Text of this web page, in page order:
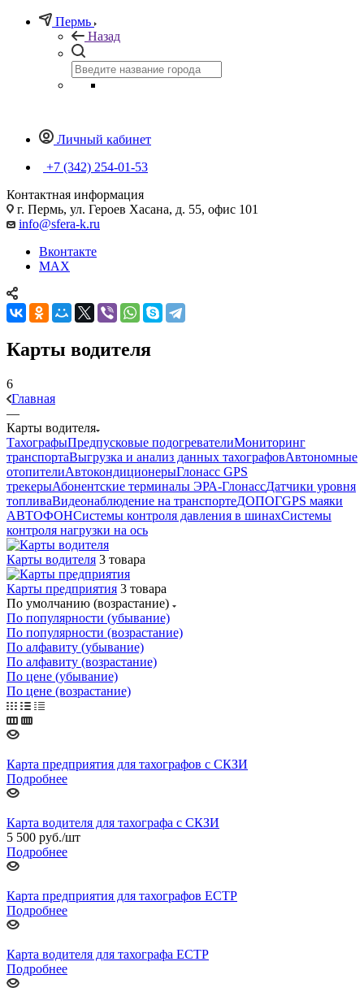
Пермь
Назад
Личный кабинет
+7 (342) 254-01-53
Контактная информация
г. Пермь, ул. Героев Хасана, д. 55, офис 101
info@sfera-k.ru
Вконтакте
MAX
Карты водителя
6
Главная
—
Карты водителя
ТахографыПредпусковые подогревателиМониторинг
транспортаВыгрузка и анализ данных тахографовАвтономные
отопителиАвтокондиционерыГлонасс GPS
трекерыАбонентские терминалы ЭРА-ГлонассДатчики уровня
топливаВидеонаблюдение на транспортеДОПОГGPS маяки
АВТОФОНСистемы контроля давления в шинахСистемы
контроля нагрузки на ось
Карты водителя 3 товара
Карты предприятия 3 товара
По умолчанию (возрастание)
По популярности (убывание)
По популярности (возрастание)
По алфавиту (убывание)
По алфавиту (возрастание)
По цене (убывание)
По цене (возрастание)
Карта предприятия для тахографов с СКЗИ
Подробнее
Карта водителя для тахографа с СКЗИ
5 500 руб./шт
Подробнее
Карта предприятия для тахографов ЕСТР
Подробнее
Карта водителя для тахографа ЕСТР
Подробнее